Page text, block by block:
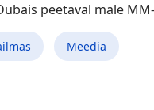
peetaval male
Meedia